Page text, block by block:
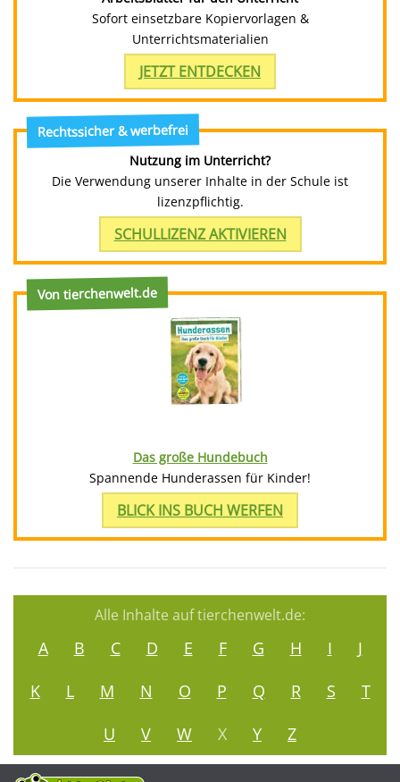
Sofort einsetzbare Kopiervorlagen &
Unterrichtsmaterialien
JETZT ENTDECKEN
Rechtssicher & werbefrei
Nutzung im Unterricht?
Die Verwendung unserer Inhalte in der Schule ist
lizenzpflichtig.
SCHULLIZENZ AKTIVIEREN
Von tierchenwelt.de
Das große Hundebuch
Spannende Hunderassen für Kinder!
BLICK INS BUCH WERFEN
Alle Inhalte auf tierchenwelt.de:
A B C D E F G H I
J
K
L M N O P Q R S
T
U
V W X Y Z